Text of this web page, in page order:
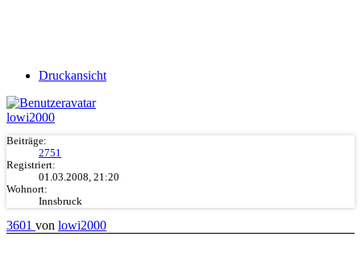
Druckansicht
lowi2000
Beiträge:
2751
Registriert:
01.03.2008, 21:20
Wohnort:
Innsbruck
3601 von lowi2000